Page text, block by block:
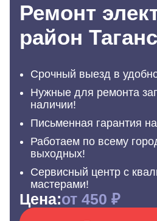
Ремонт
район
Срочный выезд в
Нужные для ремонта
наличии!
Письменная гарантия
Работаем по всему
выходных!
Сервисный центр с
мастерами!
Цена:от 450 ₽